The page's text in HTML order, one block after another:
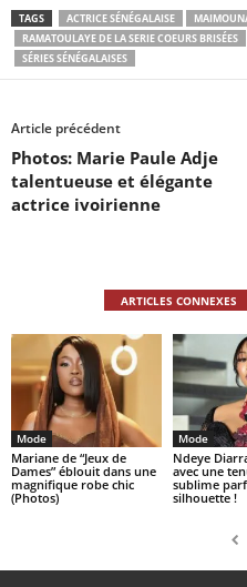
TAGS ACTRICE SÉNÉGALAISE
RAMATOULAYE DE LA SERIE COEURS BRISÉES
SÉRIES SÉNÉGALAISES
Article précédent
Photos: Marie Paule Adje
talentueuse et élégante
actrice ivoirienne
ARTICLES CONNEXES
Mode
Mariane de “Jeux de
Dames” éblouit dans une
magnifique robe chic
(Photos)
Mode
Ndeye
avec une
sublime
silhouette !